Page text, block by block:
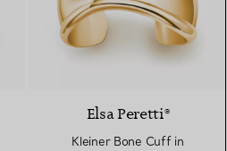
2 Materialien
Elsa Peretti®
Kleiner Bone Cuff in